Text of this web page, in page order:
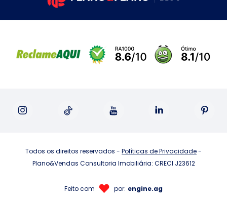
Todos os direitos reservados - Políticas de Privacidade-
Plano&Vendas Consultoria Imobiliária: CRECI J23612
Feito com por: engine.ag